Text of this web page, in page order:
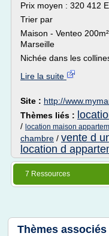
Prix moyen : 320 412
Trier par
Maison - Venteo
Marseille
Nichée dans les
Lire la suite
Site : http://
Thèmes liés :
/ location maison
chambre / vente d
location d
7 Ressources
Thèmes associés